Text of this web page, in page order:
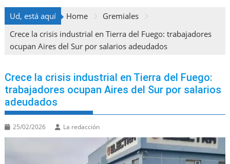
Ud, está aquí Home
Gremiales
Crece la crisis industrial en Tierra del Fuego: trabajadores
ocupan Aires del Sur por salarios adeudados
Crece la crisis industrial en Tierra del Fuego:
trabajadores ocupan Aires del Sur por salarios
adeudados
25/02/2026 La redacción